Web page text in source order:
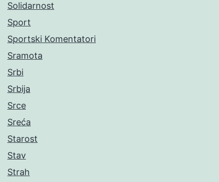
Solidarnost
Sport
Sportski Komentatori
Sramota
Srbi
Srbija
Srce
Sreća
Starost
Stav
Strah